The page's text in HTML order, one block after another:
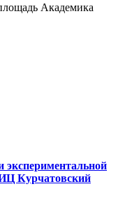
Академика
Курчатовский